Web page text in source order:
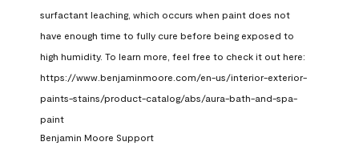
surfactant leaching, which occurs when paint does not
have enough time to fully cure before being exposed to
high humidity. To learn more, feel free to check it out here:
https://www.benjaminmoore.com/en-us/interior-exterior-
paints-stains/product-catalog/abs/aura-bath-and-spa-
paint
Benjamin Moore Support